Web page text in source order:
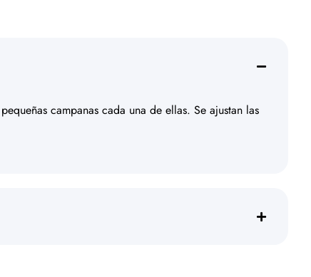
campanas cada una de ellas. Se ajustan las